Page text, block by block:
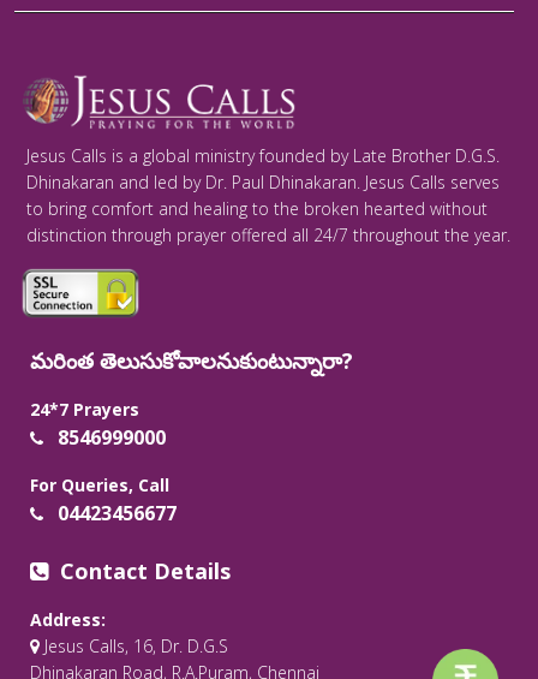
Jesus Calls is a global ministry founded by Late Brother D.G.S.
Dhinakaran and led by Dr. Paul Dhinakaran. Jesus Calls serves
to bring comfort and healing to the broken hearted without
distinction through prayer offered all 24/7 throughout the year.
మరింత తెలుసుకోవాలనుకుంటున్నారా?
24*7 Prayers
8546999000
For Queries, Call
04423456677
Contact Details
Address:
Jesus Calls, 16, Dr. D.G.S
Dhinakaran Road, R.A.Puram, Chennai